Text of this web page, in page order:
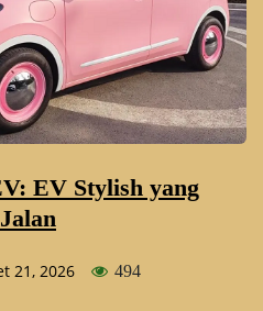
EV Stylish yang
21, 2026 494